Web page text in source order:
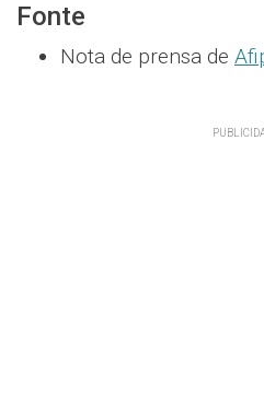
Fonte
Nota de prensa de